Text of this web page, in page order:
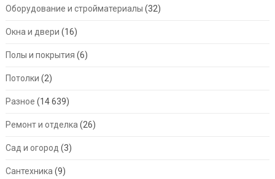
Оборудование и стройматериалы (32)
Окна и двери (16)
Полы и покрытия (6)
Потолки (2)
Разное (14 639)
Ремонт и отделка (26)
Сад и огород (3)
Сантехника (9)